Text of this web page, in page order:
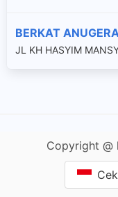
BERKAT
JL KH HASYIM
Copyright @